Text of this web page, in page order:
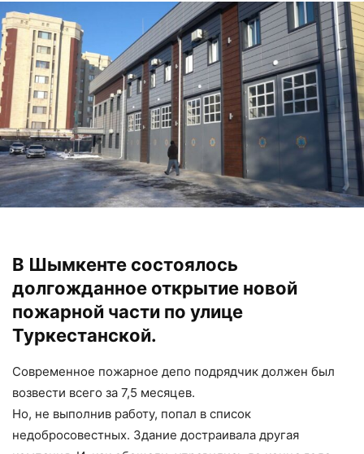
В Шымкенте состоялось
долгожданное открытие новой
пожарной части по улице
Туркестанской.
Современное пожарное депо подрядчик должен был
возвести всего за 7,5 месяцев.
Но, не выполнив работу, попал в список
недобросовестных. Здание достраивала другая